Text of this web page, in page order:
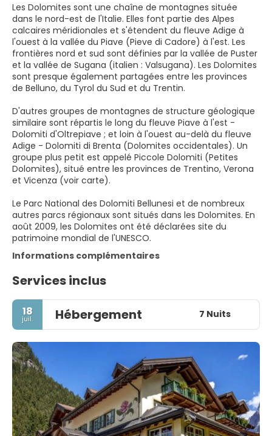
Les Dolomites sont une chaîne de montagnes située
dans le nord-est de l'Italie. Elles font partie des Alpes
calcaires méridionales et s'étendent du fleuve Adige à
l'ouest à la vallée du Piave (Pieve di Cadore) à l'est. Les
frontières nord et sud sont définies par la vallée de Puster
et la vallée de Sugana (italien : Valsugana). Les Dolomites
sont presque également partagées entre les provinces
de Belluno, du Tyrol du Sud et du Trentin.
D'autres groupes de montagnes de structure géologique
similaire sont répartis le long du fleuve Piave à l'est -
Dolomiti d'Oltrepiave ; et loin à l'ouest au-delà du fleuve
Adige - Dolomiti di Brenta (Dolomites occidentales). Un
groupe plus petit est appelé Piccole Dolomiti (Petites
Dolomites), situé entre les provinces de Trentino, Verona
et Vicenza (voir carte).
Le Parc National des Dolomiti Bellunesi et de nombreux
autres parcs régionaux sont situés dans les Dolomites. En
août 2009, les Dolomites ont été déclarées site du
patrimoine mondial de l'UNESCO.
Informations complémentaires
Services inclus
18
juil. Hébergement 7 Nuits